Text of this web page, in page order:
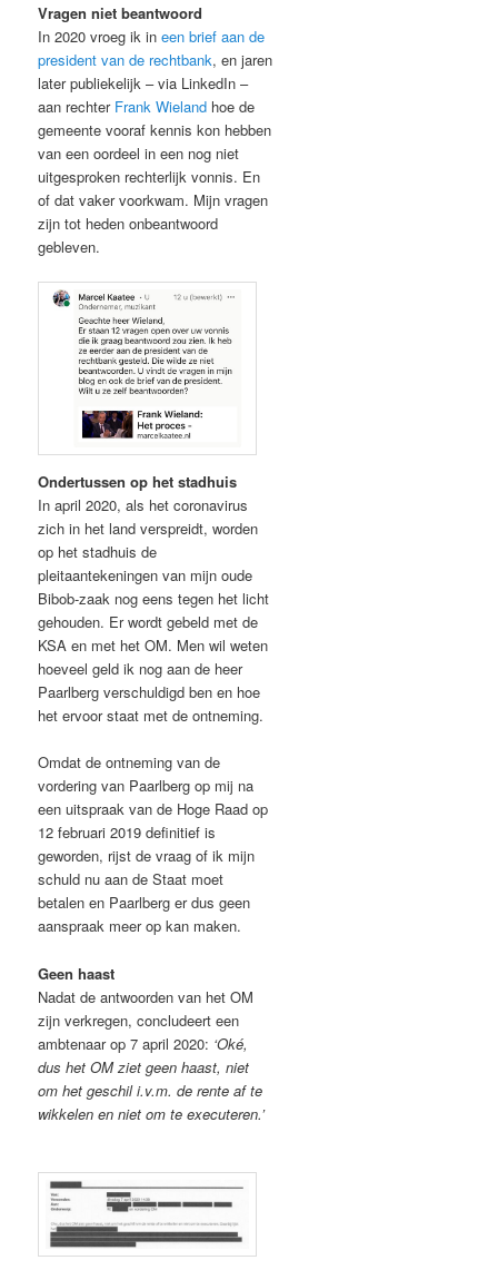
Vragen niet beantwoord
In 2020 vroeg ik ineen brief aan de
president van de rechtbank, en jaren
later publiekelijk – via LinkedIn –
aan rechter Frank Wieland hoe de
gemeente vooraf kennis kon hebben
van een oordeel in een nog niet
uitgesproken rechterlijk vonnis. En
of dat vaker voorkwam. Mijn vragen
zijn tot heden onbeantwoord
gebleven.
Ondertussen op het stadhuis
In april 2020, als het coronavirus
zich in het land verspreidt, worden
op het stadhuis de
pleitaantekeningen van mijn oude
Bibob-zaak nog eens tegen het licht
gehouden. Er wordt gebeld met de
KSA en met het OM. Men wil weten
hoeveel geld ik nog aan de heer
Paarlberg verschuldigd ben en hoe
het ervoor staat met de ontneming.
Omdat de ontneming van de
vordering van Paarlberg op mij na
een uitspraak van de Hoge Raad op
12 februari 2019 definitief is
geworden, rijst de vraag of ik mijn
schuld nu aan de Staat moet
betalen en Paarlberg er dus geen
aanspraak meer op kan maken.
Geen haast
Nadat de antwoorden van het OM
zijn verkregen, concludeert een
ambtenaar op 7 april 2020: ‘Oké,
dus het OM ziet geen haast, niet
om het geschil i.v.m. de rente af te
wikkelen en niet om te executeren.’